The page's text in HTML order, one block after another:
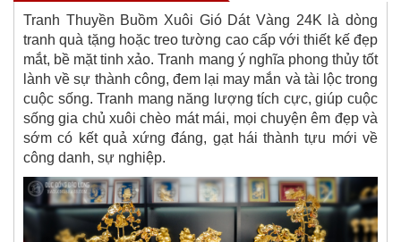
Tranh Thuyền Buồm Xuôi Gió Dát Vàng 24K là dòng
tranh quà tặng hoặc treo tường cao cấp với thiết kế đẹp
mắt, bề mặt tinh xảo. Tranh mang ý nghĩa phong thủy tốt
lành về sự thành công, đem lại may mắn và tài lộc trong
cuộc sống. Tranh mang năng lượng tích cực, giúp cuộc
sống gia chủ xuôi chèo mát mái, mọi chuyện êm đẹp và
sớm có kết quả xứng đáng, gạt hái thành tựu mới về
công danh, sự nghiệp.